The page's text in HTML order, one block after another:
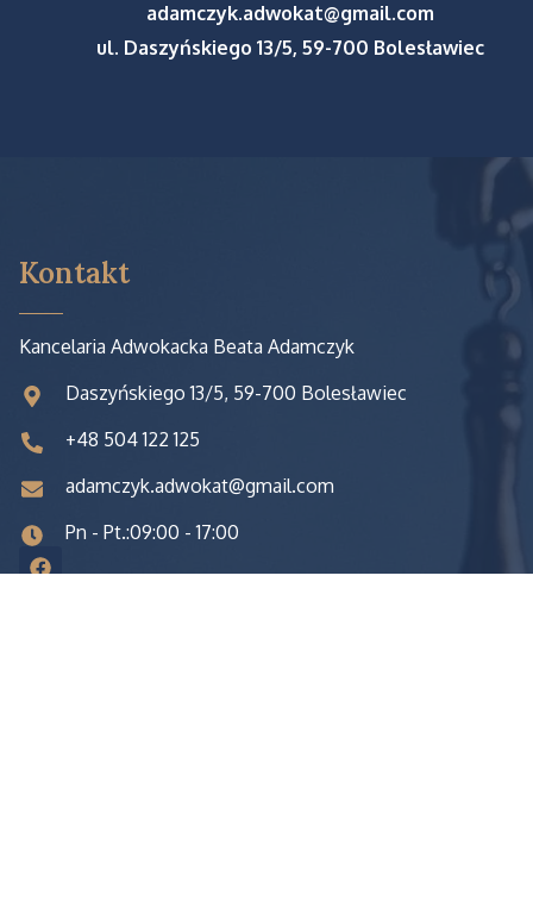
adamczyk.adwokat@gmail.com
ul. Daszyńskiego 13/5, 59-700 Bolesławiec
Kontakt
Kancelaria Adwokacka Beata Adamczyk
Daszyńskiego 13/5, 59-700 Bolesławiec
+48 504 122 125
adamczyk.adwokat@gmail.com
Pn - Pt.:09:00 - 17:00